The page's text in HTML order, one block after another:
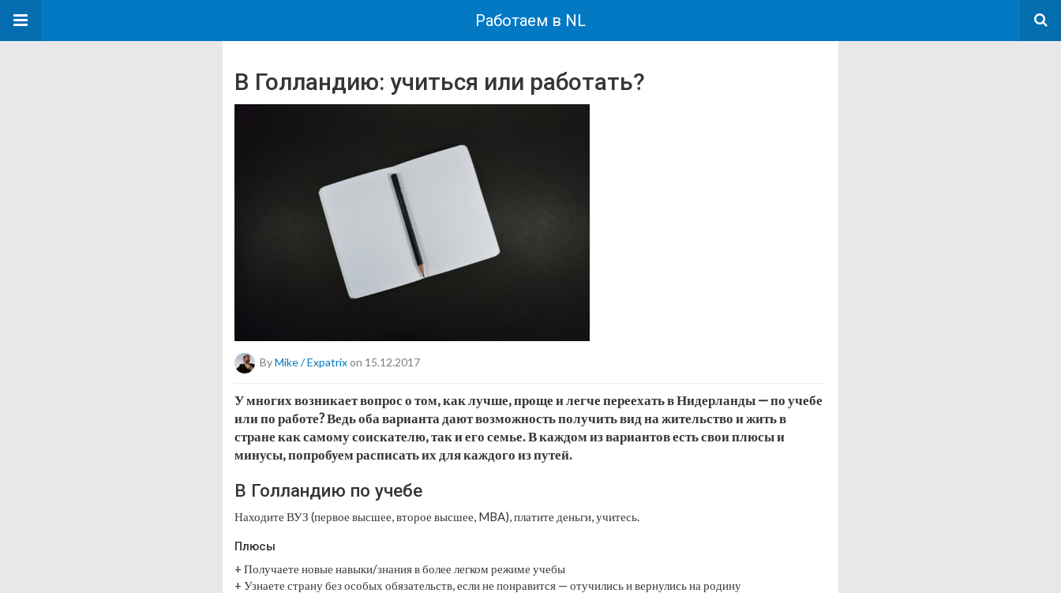
Работаем в NL
В Голландию: учиться или работать?
ByMike / Expatrixon 15.12.2017
У многих возникает вопрос о том, как лучше, проще и легче переехать в Нидерланды — по учебе
или по работе? Ведь оба варианта дают возможность получить вид на жительство и жить в
стране как самому соискателю, так и его семье. В каждом из вариантов есть свои плюсы и
минусы, попробуем расписать их для каждого из путей.
В Голландию по учебе
Находите ВУЗ (первое высшее, второе высшее, MBA), платите деньги, учитесь.
Плюсы
+ Получаете новые навыки/знания в более легком режиме учебы
+ Узнаете страну без особых обязательств, если не понравится — отучились и вернулись на родину